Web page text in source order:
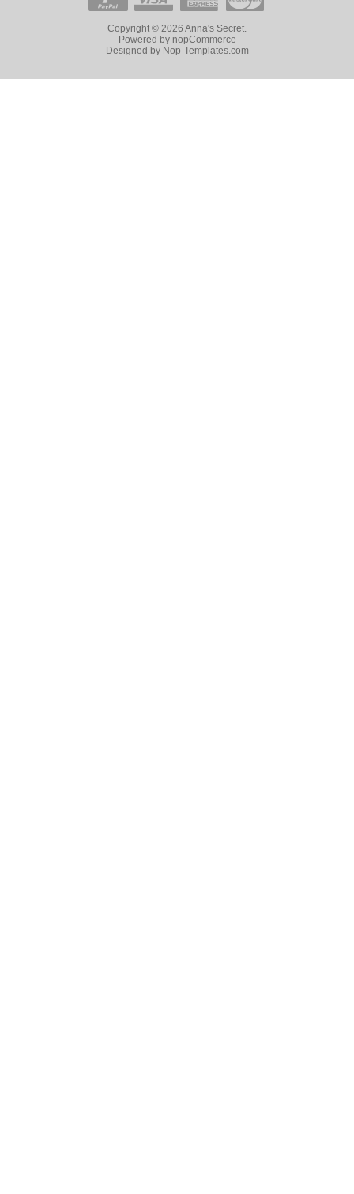
Copyright © 2026 Anna's Secret.
Powered by nopCommerce
Designed by Nop-Templates.com